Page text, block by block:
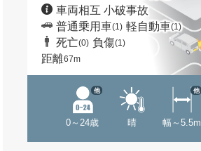
車両相互 小破事故
普通乗用車(1) 軽自動車(1)
死亡(0) 負傷(1)
距離67m
0～24歳
他
晴 幅～5.5m
他